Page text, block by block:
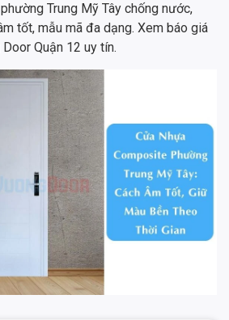
Trung Mỹ Tây chống nước,
tốt, mẫu mã đa dạng. Xem báo giá
Quận 12 uy tín.